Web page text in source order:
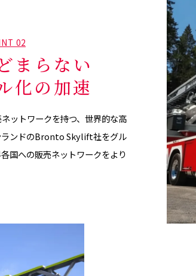
02
まらない
化の加速
ットワークを持つ、世界的な高
ランドのBronto Skylift社をグル
国への販売ネットワークをより